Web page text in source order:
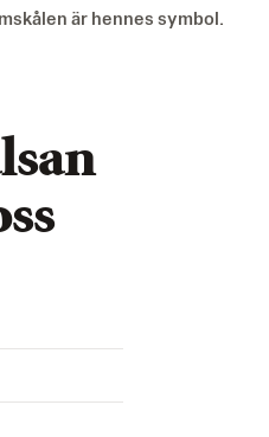
är hennes symbol.